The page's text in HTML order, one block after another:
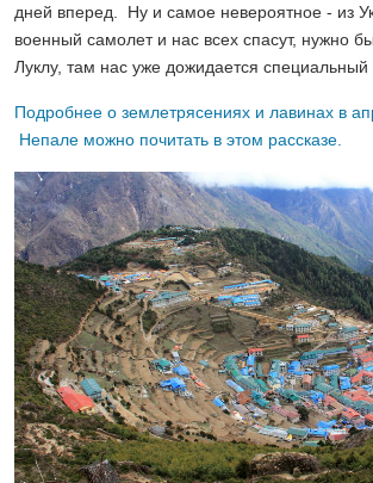
дней вперед. Ну и самое невероятное - из
военный самолет и нас всех спасут, нужно
Луклу, там нас уже дожидается специальный
Подробнее о землетрясениях и лавинах в
Непале можно почитать в этом рассказе.